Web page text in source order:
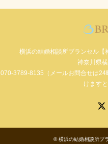
横浜の結婚相談所ブランセル【
神奈川県
070-3789-8135（メールお問合せは
けます
©横浜の結婚相談所ブ